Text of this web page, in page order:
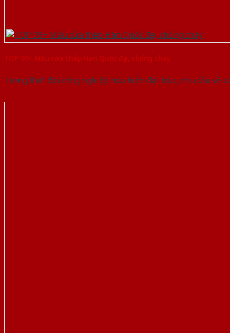
TOP 99+ Mẫu cửa thép Hàn Quốc đẹp, chống cháy
Trong thời đại công nghiệp hóa hiện đại hóa, nhu cầu về